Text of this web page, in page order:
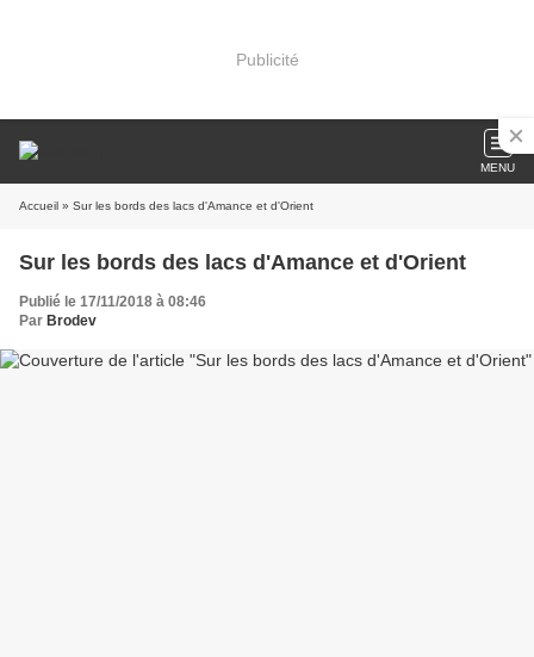
Publicité
MENU
Accueil » Sur les bords des lacs d'Amance et d'Orient
Sur les bords des lacs d'Amance et d'Orient
Publié le 17/11/2018 à 08:46
Par Brodev